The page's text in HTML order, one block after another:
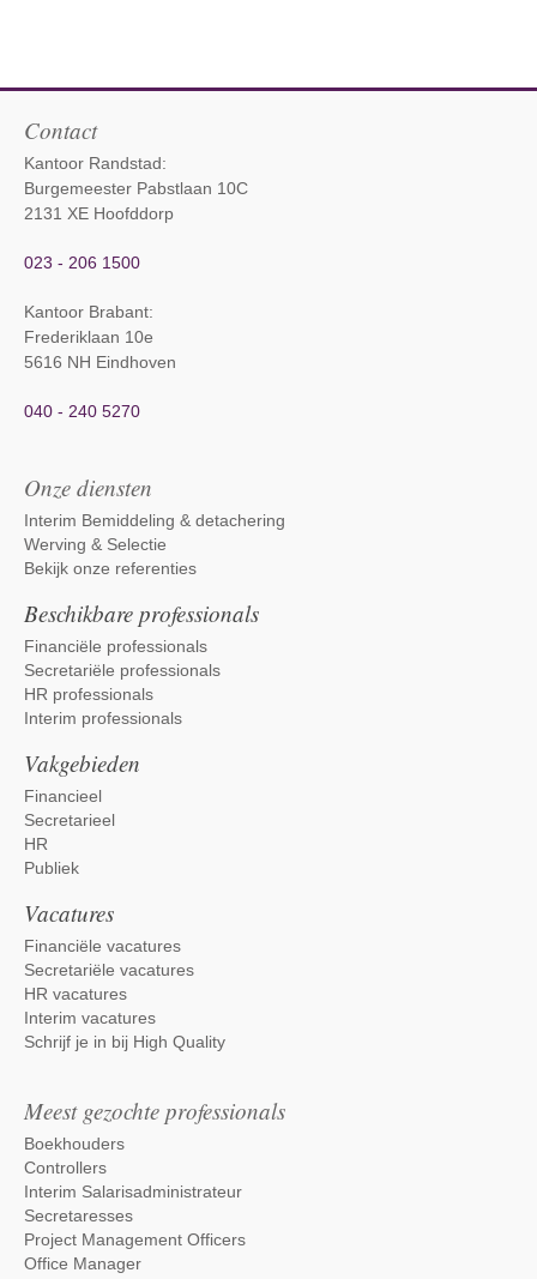
Contact
Kantoor Randstad:
Burgemeester Pabstlaan 10C
2131 XE Hoofddorp
023 - 206 1500
Kantoor Brabant:
Frederiklaan 10e
5616 NH Eindhoven
040 - 240 5270
Onze diensten
Interim Bemiddeling & detachering
Werving & Selectie
Bekijk onze referenties
Beschikbare professionals
Financiële professionals
Secretariële professionals
HR professionals
Interim professionals
Vakgebieden
Financieel
Secretarieel
HR
Publiek
Vacatures
Financiële vacatures
Secretariële vacatures
HR vacatures
Interim vacatures
Schrijf je in bij High Quality
Meest gezochte professionals
Boekhouders
Controllers
Interim Salarisadministrateur
Secretaresses
Project Management Officers
Office Manager